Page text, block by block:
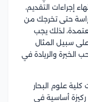
إجراءات التقديم،
حتى تخرجك من
لذلك يجب
سبيل المثال
والريادة في
علوم البحار
ركيزة أساسية في